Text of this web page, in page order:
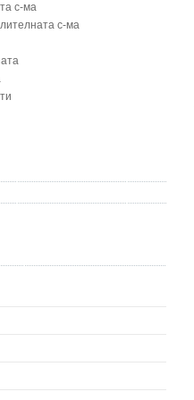
Vulgaris L.
sylvestris
L.
L.
L.
L.
с-ма
с-ма